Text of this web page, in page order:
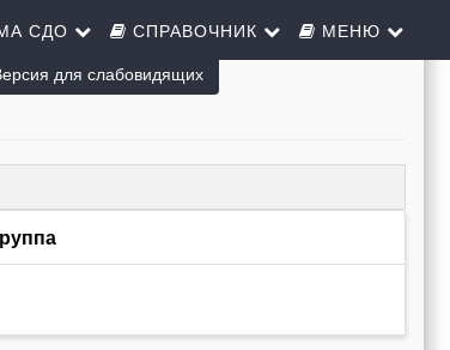
СДО СПРАВОЧНИК МЕНЮ
для слабовидящих